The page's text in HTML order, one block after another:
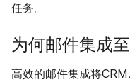
任务。
为何邮件集成
高效的邮件集成将